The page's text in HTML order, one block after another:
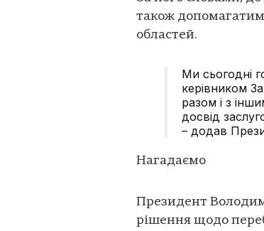
також
областей.
Ми сьогодні
керівником
разом і з
досвід
– додав
Нагадаємо
Президент
рішення щодо